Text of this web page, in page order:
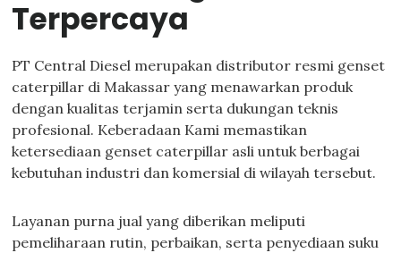
Terpercaya
PT Central Diesel merupakan distributor resmi genset
caterpillar di Makassar yang menawarkan produk
dengan kualitas terjamin serta dukungan teknis
profesional. Keberadaan Kami memastikan
ketersediaan genset caterpillar asli untuk berbagai
kebutuhan industri dan komersial di wilayah tersebut.
Layanan purna jual yang diberikan meliputi
pemeliharaan rutin, perbaikan, serta penyediaan suku